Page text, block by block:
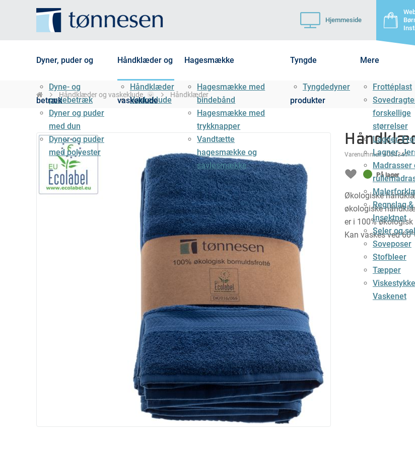
Hjemmeside
Dyner, puder og
betræk
Dyne- og
pudebetræk
Dyner og puder
med dun
Dyner og puder
med polyester
Håndklæder og
vaskeklude
Håndklæder
Vaskeklude
Hagesmække
Hagesmække med
bindebånd
Hagesmække med
trykknapper
Vandtætte
hagesmække og
savlesmække
Tyngde
produkter
Tyngdedyner
Mere
Frottéplast
forskellige
størrelser
Lagner,
Lagner,
Madrasser
Regnslag &
Insektnet
Seler og
Soveposer
Stofbleer
Tæpper
Vaskenet
Håndklæder og vaskeklude Håndklæder
Varenummer:6004341
På lager
Økologiske
økologiske
er i 100%
Kan vaskes ved